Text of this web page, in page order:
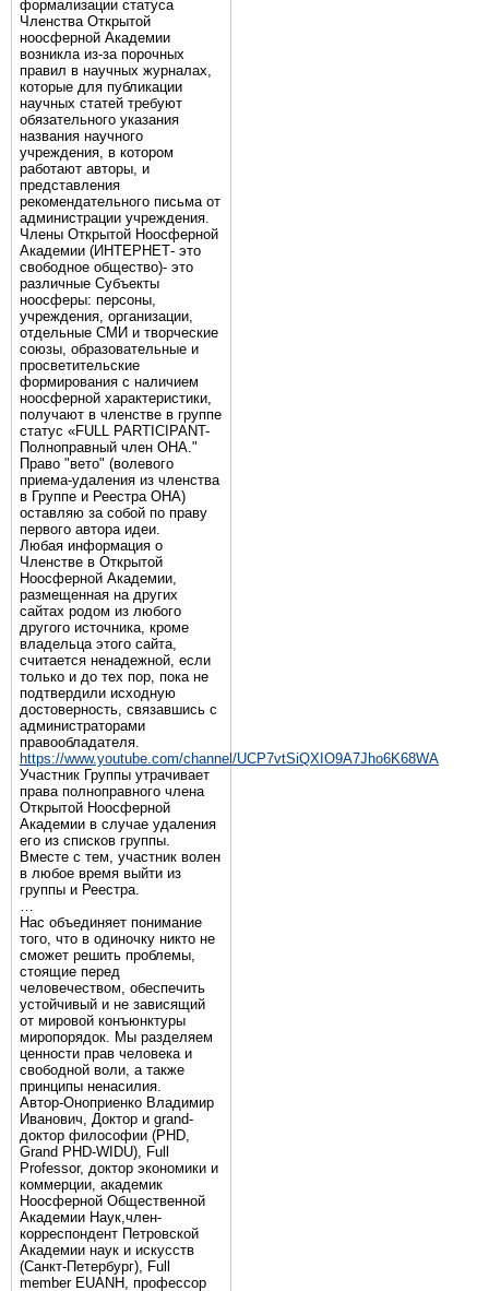
формализации статуса
Членства Открытой
ноосферной Академии
возникла из-за порочных
правил в научных журналах,
которые для публикации
научных статей требуют
обязательного указания
названия научного
учреждения, в котором
работают авторы, и
представления
рекомендательного письма от
администрации учреждения.
Члены Открытой Ноосферной
Академии (ИНТЕРНЕТ- это
свободное общество)- это
различные Субъекты
ноосферы: персоны,
учреждения, организации,
отдельные СМИ и творческие
союзы, образовательные и
просветительские
формирования с наличием
ноосферной характеристики,
получают в членстве в группе
статус «FULL PARTICIPANT-
Полноправный член ОНА."
Право "вето" (волевого
приема-удаления из членства
в Группе и Реестра ОНА)
оставляю за собой по праву
первого автора идеи.
Любая информация о
Членстве в Открытой
Ноосферной Академии,
размещенная на других
сайтах родом из любого
другого источника, кроме
владельца этого сайта,
считается ненадежной, если
только и до тех пор, пока не
подтвердили исходную
достоверность, связавшись с
администраторами
правообладателя.
https://www.youtube.com/channel/UCP7vtSiQXIO9A7Jho6K68WA
Участник Группы утрачивает
права полноправного члена
Открытой Ноосферной
Академии в случае удаления
его из списков группы.
Вместе с тем, участник волен
в любое время выйти из
группы и Реестра.
…
Нас объединяет понимание
того, что в одиночку никто не
сможет решить проблемы,
стоящие перед
человечеством, обеспечить
устойчивый и не зависящий
от мировой конъюнктуры
миропорядок. Мы разделяем
ценности прав человека и
свободной воли, а также
принципы ненасилия.
Автор-Оноприенко Владимир
Иванович, Доктор и grand-
доктор философии (PHD,
Grand PHD-WIDU), Full
Professor, доктор экономики и
коммерции, академик
Ноосферной Общественной
Академии Наук,член-
корреспондент Петровской
Академии наук и искусств
(Санкт-Петербург), Full
member EUANH, профессор